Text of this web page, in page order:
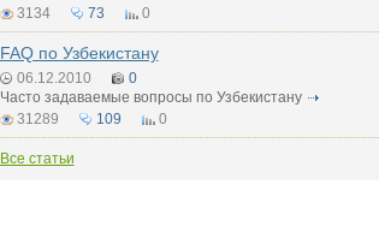
3134 73 0
FAQ по Узбекистану
06.12.2010
0
Часто задаваемые вопросы по Узбекистану
31289
109 0
Все статьи